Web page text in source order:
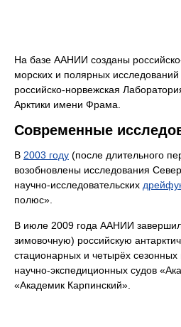
На базе ААНИИ созданы
морских и полярных
российско-норвежская
Арктики имени Фрама.
Современные
В 2003 году (после длительного
возобновлены исследования
научно-исследовательских
полюс».
В июле 2009 года ААНИИ
зимовочную) российскую
стационарных и четырёх
научно-экспедиционных судов
«Академик Карпинский».